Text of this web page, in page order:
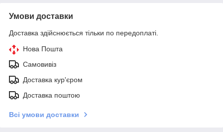
Умови доставки
Доставка здійснюється тільки по передоплаті.
Нова Пошта
Самовивіз
Доставка кур'єром
Доставка поштою
Всі умови доставки